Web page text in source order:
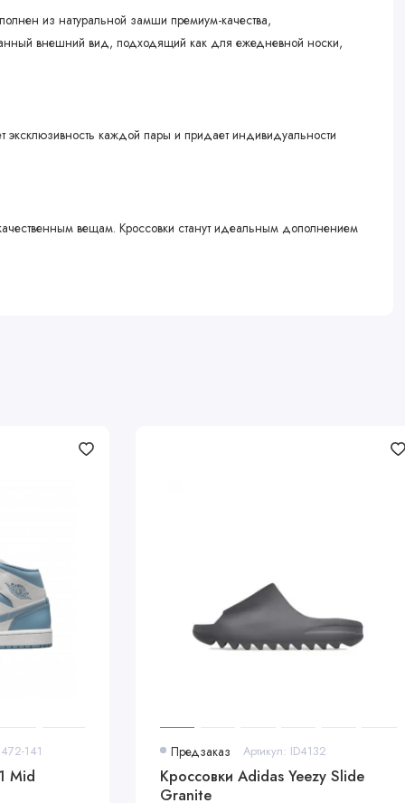
из натуральной замши премиум-качества,
внешний вид, подходящий как для ежедневной носки,
каждой пары и придает индивидуальности
вещам. Кроссовки станут идеальным дополнением
141
Mid
Предзаказ Артикул: ID4132
Кроссовки Adidas Yeezy Slide
Granite